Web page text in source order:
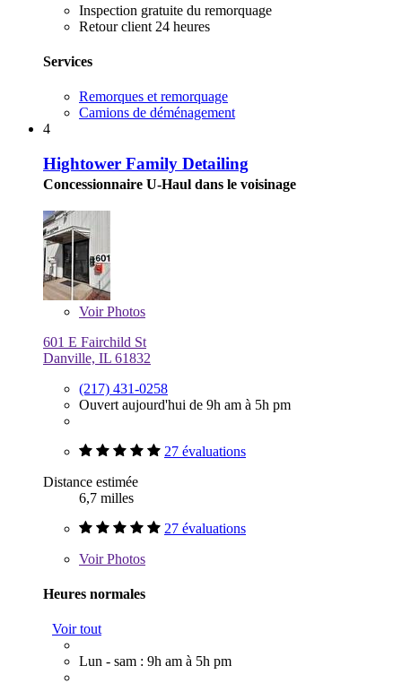
Inspection gratuite du remorquage
Retour client 24 heures
Services
Remorques et remorquage
Camions de déménagement
4
Hightower Family Detailing
Concessionnaire U-Haul dans le voisinage
VoirPhotos
601 E Fairchild St
Danville, IL 61832
(217) 431-0258
Ouvert aujourd'hui de 9h am à 5h pm
27 évaluations
Distance estimée
6,7 milles
27 évaluations
VoirPhotos
Heures normales
Voir tout
Lun - sam : 9h am à 5h pm